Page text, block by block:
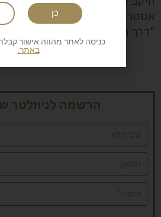
"דרך היין" תמורת 9,490 שקל.
הרשמה לניוזלטר
כן
כניסה לאתר מהווה אישור
באתר.